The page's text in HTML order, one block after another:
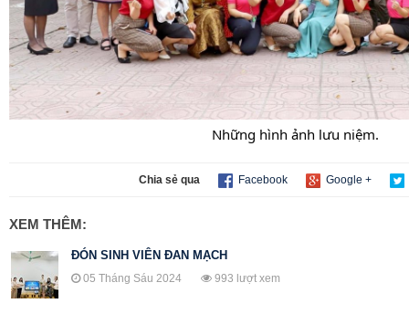
Những hình ảnh lưu niệm.
Chia sẻ qua Facebook Google +
XEM THÊM:
ĐÓN SINH VIÊN ĐAN MẠCH
05 Tháng Sáu 2024 993 lượt xem